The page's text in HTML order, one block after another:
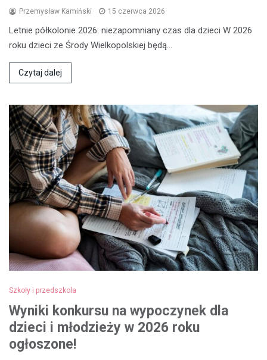
Przemysław Kamiński 15 czerwca 2026
Letnie półkolonie 2026: niezapomniany czas dla dzieci W 2026
roku dzieci ze Środy Wielkopolskiej będą…
Czytaj dalej
Szkoły i przedszkola
Wyniki konkursu na wypoczynek dla
dzieci i młodzieży w 2026 roku
ogłoszone!